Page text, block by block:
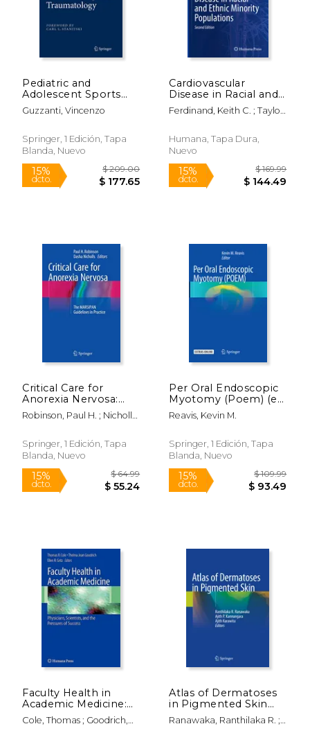
$ 159.99
50%
dcto.
$ 334.38
$ 167.19
15%
dcto.
Pediatric and
Adolescent Sports
Traumatology (en
Inglés)
Guzzanti, Vincenzo
Springer, 1 Edición, Tapa
Blanda, Nuevo
Cardiovascular
Disease in Racial and
Ethnic Minority
Populations (en
Ferdinand, Keith C. ; Taylor
Carlos J.
Humana, Tapa Dura,
Nuevo
Critical Care for
Anorexia Nervosa:
The Marsipan
Guidelines in Practice
Robinson, Paul H. ; Nicholls,
Springer, 1 Edición, Tapa
Blanda, Nuevo
Per Oral Endoscopic
Myotomy (Poem) (en
Inglés)
Reavis, Kevin M.
Springer, 1 Edición, Tapa
Blanda, Nuevo
Faculty Health in
Academic Medicine:
Physicians, Scientists,
and the Pressures of
Cole, Thomas ; Goodrich,
Atlas of Dermatoses
in Pigmented Skin
(en Inglés)
Ranawaka, Ranthilaka R. ;